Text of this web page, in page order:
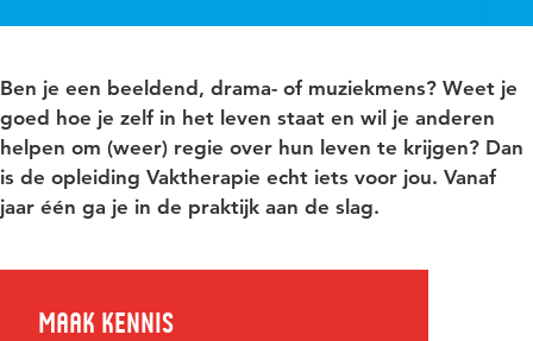
Ben je een beeldend, drama- of muziekmens? Weet je
goed hoe je zelf in het leven staat en wil je anderen
helpen om (weer) regie over hun leven te krijgen? Dan
is de opleiding Vaktherapie echt iets voor jou. Vanaf
jaar één ga je in de praktijk aan de slag.
Maak kennis